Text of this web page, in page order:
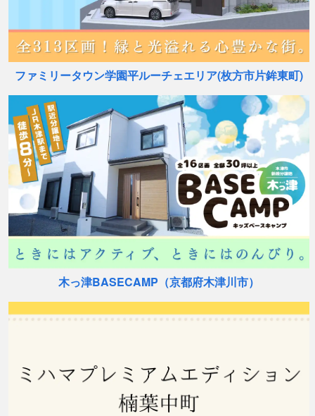
ファミリータウン学園平ルーチェエリア(枚方市片鉾東町)
木っ津BASECAMP（京都府木津川市）